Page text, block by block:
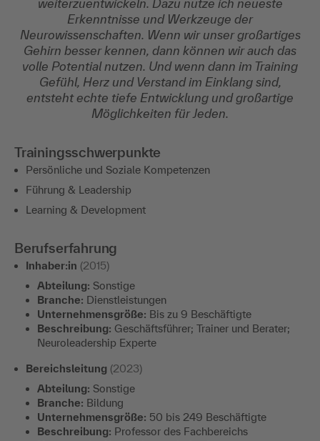
weiterzuentwickeln. Dazu nutze ich neueste
Erkenntnisse und Werkzeuge der
Neurowissenschaften. Wenn wir unser großartiges
Gehirn besser kennen, dann können wir auch das
volle Potential nutzen. Und wenn dann im Training
Gefühl, Herz und Verstand im Einklang sind,
entsteht echte tiefe Entwicklung und großartige
Möglichkeiten für Jeden.
Trainingsschwerpunkte
Persönliche und Soziale Kompetenzen
Führung & Leadership
Learning & Development
Berufserfahrung
Inhaber:in (2015)
Abteilung: Sonstige
Branche: Dienstleistungen
Unternehmensgröße: Bis zu 9 Beschäftigte
Beschreibung: Geschäftsführer; Trainer und Berater;
Neuroleadership Experte
Bereichsleitung (2023)
Abteilung: Sonstige
Branche: Bildung
Unternehmensgröße: 50 bis 249 Beschäftigte
Beschreibung: Professor des Fachbereichs